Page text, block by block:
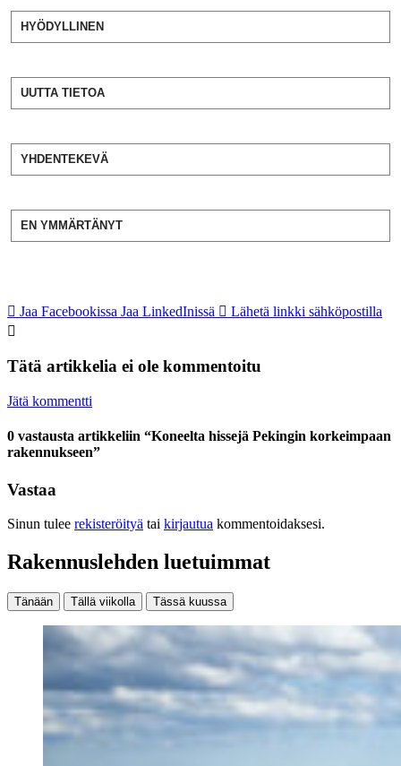
HYÖDYLLINEN
UUTTA TIETOA
YHDENTEKEVÄ
EN YMMÄRTÄNYT
Jaa Facebookissa Jaa LinkedInissä Lähetä linkki sähköpostilla
Tätä artikkelia ei ole kommentoitu
Jätä kommentti
0 vastausta artikkeliin “Koneelta hissejä Pekingin korkeimpaan
rakennukseen”
Vastaa
Sinun tulee rekisteröityä tai kirjautua kommentoidaksesi.
Rakennuslehden luetuimmat
Tänään Tällä viikolla Tässä kuussa